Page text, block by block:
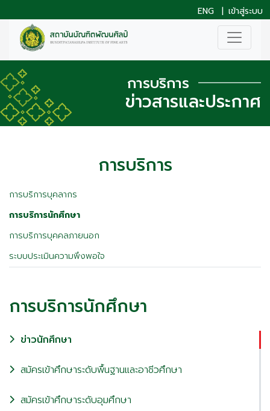
ENG | เข้าสู่ระบบ
การบริการ
ข่าวสารและประกาศ
การบริการ
การบริการบุคลากร
การบริการนักศึกษา
การบริการบุคคลภายนอก
ระบบประเมินความพึงพอใจ
การบริการนักศึกษา
ข่าวนักศึกษา
สมัครเข้าศึกษาระดับพื้นฐานและอาชีวศึกษา
สมัครเข้าศึกษาระดับอุมศึกษา